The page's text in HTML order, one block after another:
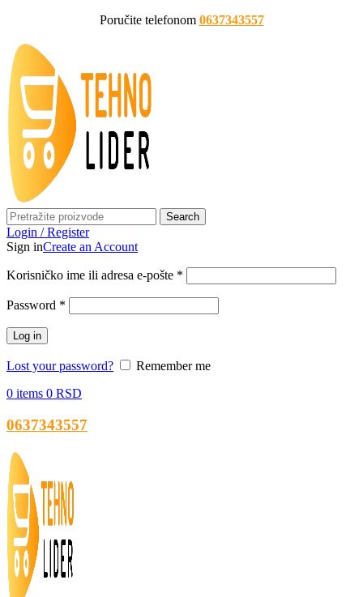
Poručite telefonom 0637343557
Search
Login / Register
Sign inCreate an Account
Korisničko ime ili adresa e-pošte *
Password *
Log in
Lost your password?
Remember me
0 items 0 RSD
0637343557